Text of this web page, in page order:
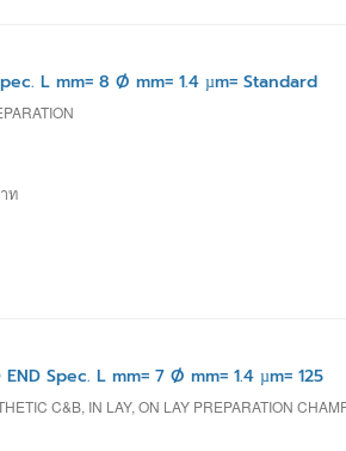
L mm= 8 Ø mm= 1.4 µm= Standard
ท
END Spec. L mm= 7 Ø mm= 1.4 µm= 125
C&B, IN LAY, ON LAY PREPARATION